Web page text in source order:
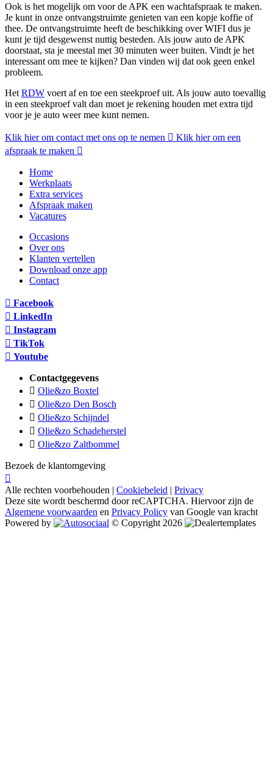
Ook is het mogelijk om voor de APK een wachtafspraak te maken.
Je kunt in onze ontvangstruimte genieten van een kopje koffie of
thee. De ontvangstruimte heeft de beschikking over WIFI dus je
kunt je tijd desgewenst nuttig besteden. Als jouw auto de APK
doorstaat, sta je meestal met 30 minuten weer buiten. Vindt je het
interessant om mee te kijken? Dan vinden wij dat ook geen enkel
probleem.
Het RDW voert af en toe een steekproef uit. Als jouw auto toevallig
in een steekproef valt dan moet je rekening houden met extra tijd
voor je je auto weer mee kunt nemen.
Klik hier om contact met ons op te nemen
Klik hier om een
afspraak te maken
Home
Werkplaats
Extra services
Afspraak maken
Vacatures
Occasions
Over ons
Klanten vertellen
Download onze app
Contact
Facebook
LinkedIn
Instagram
TikTok
Youtube
Contactgegevens
Olie&zo Boxtel
Olie&zo Den Bosch
Olie&zo Schijndel
Olie&zo Schadeherstel
Olie&zo Zaltbommel
Bezoek de klantomgeving
Alle rechten voorbehouden | Cookiebeleid | Privacy
Deze site wordt beschermd door reCAPTCHA. Hiervoor zijn de
Algemene voorwaarden en Privacy Policy van Google van kracht
Powered by
© Copyright 2026